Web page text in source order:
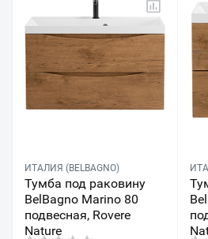
ИТАЛИЯ (BELBAGNO)
Тумба под раковину
BelBagno Marino 80
подвесная, Rovere
Nature